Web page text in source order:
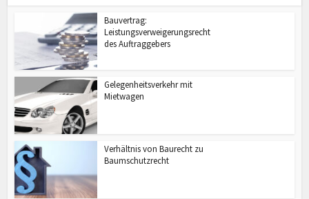
Bauvertrag:
Leistungsverweigerungsrecht
des Auftraggebers
Gelegenheitsverkehr mit
Mietwagen
Verhältnis von Baurecht zu
Baumschutzrecht